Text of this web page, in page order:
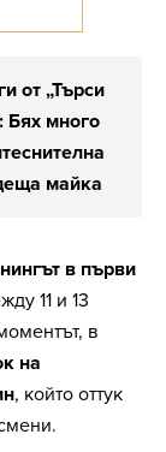
от „Търси
Бях много
майка
в първи
11 и 13
в
на
, който оттук